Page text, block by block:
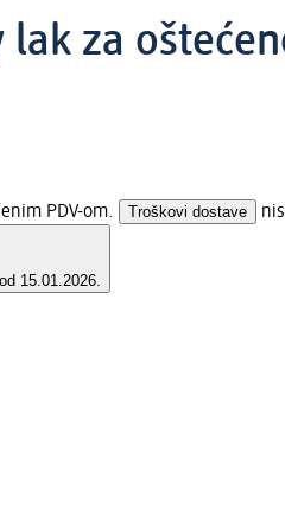
lak za
PDV-om. Troškovi dostave
15.01.2026.